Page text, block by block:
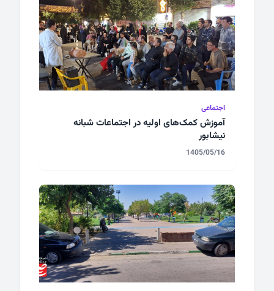
اجتماعی
آموزش کمک‌های اولیه در اجتماعات شبانه
نیشابور
1405/05/16